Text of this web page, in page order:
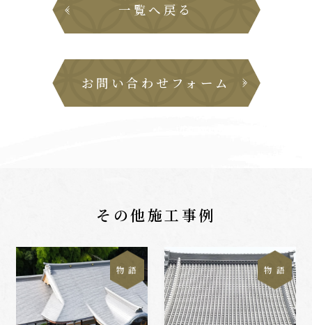
一覧へ戻る
お問い合わせフォーム
その他施工事例
物 語 物 語